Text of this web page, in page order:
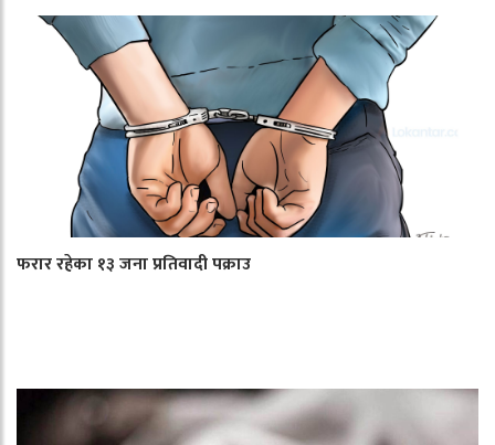
फरार रहेका १३ जना प्रतिवादी पक्राउ